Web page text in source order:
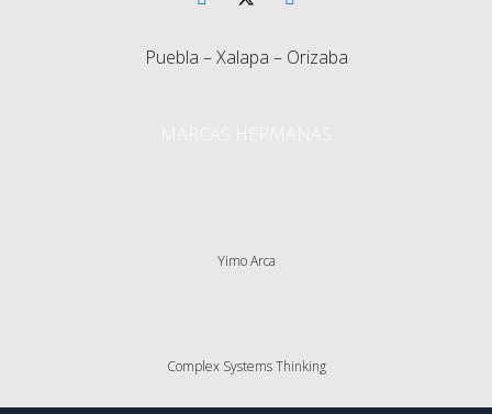
Puebla – Xalapa – Orizaba
Yimo Arca
Complex Systems Thinking